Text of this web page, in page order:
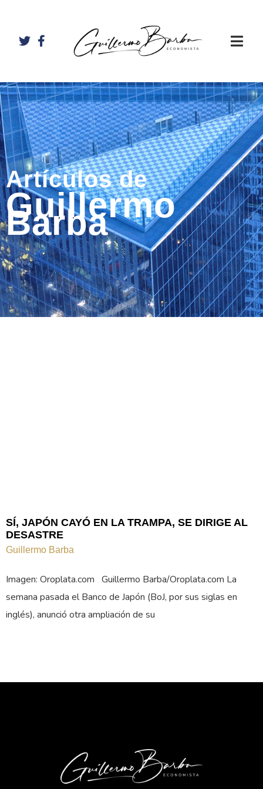
Artículos de
Guillermo
Barba
SÍ, JAPÓN CAYÓ EN LA TRAMPA, SE DIRIGE AL
DESASTRE
Guillermo Barba
Imagen: Oroplata.com Guillermo Barba/Oroplata.com La
semana pasada el Banco de Japón (BoJ, por sus siglas en
inglés), anunció otra ampliación de su